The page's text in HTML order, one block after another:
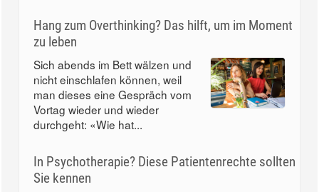
Hang zum Overthinking? Das hilft, um im Moment
zu leben
Sich abends im Bett wälzen und
nicht einschlafen können, weil
man dieses eine Gespräch vom
Vortag wieder und wieder
durchgeht: «Wie hat...
In Psychotherapie? Diese Patientenrechte sollten
Sie kennen